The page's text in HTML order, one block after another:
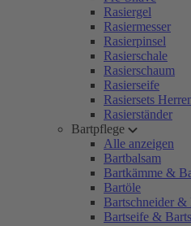
Rasiergel
Rasiermesser
Rasierpinsel
Rasierschale
Rasierschaum
Rasierseife
Rasiersets
Rasierständer
Bartpflege
Alle anzeigen
Bartbalsam
Bartkämme &
Bartöle
Bartschneider
Bartseife &